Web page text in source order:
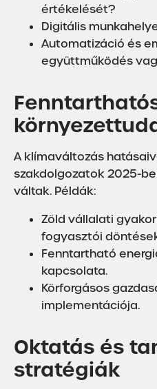
értékelését?
Digitális
Automatizáció és
együttműködés
A klímaváltozás
szakdolgozatok 2025-
váltak. Példák:
Zöld vállalati
fogyasztói
Fenntartható
kapcsolata.
Körforgásos
implementációja.
Oktatás és
stratégiák